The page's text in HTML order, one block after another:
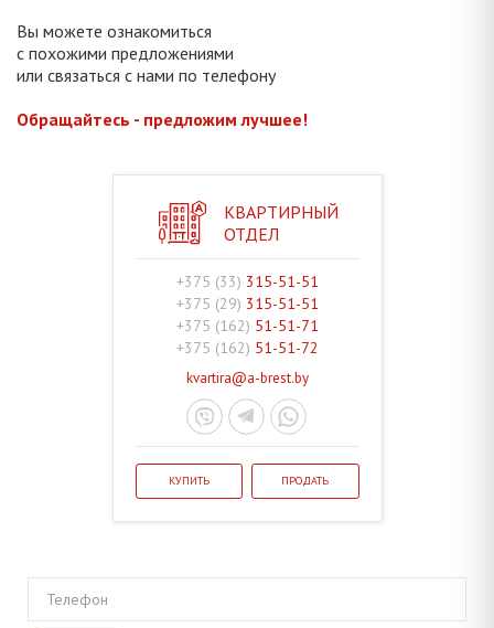
Вы можете ознакомиться
с похожими предложениями
или связаться с нами по телефону
Обращайтесь - предложим лучшее!
КВАРТИРНЫЙ
ОТДЕЛ
+375 (33) 315-51-51
+375 (29) 315-51-51
+375 (162) 51-51-71
+375 (162) 51-51-72
kvartira@a-brest.by
КУПИТЬ ПРОДАТЬ
Телефон